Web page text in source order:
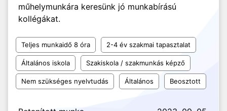
műhelymunkára keresünk jó munkabírású
kollégákat.
Teljes munkaidő 8 óra 2-4 év szakmai tapasztalat
Általános iskola Szakiskola / szakmunkás képző
Nem szükséges nyelvtudás Általános Beosztott